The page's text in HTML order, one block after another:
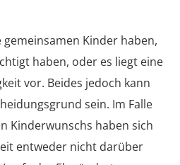
gemeinsamen Kinder haben,
haben, oder es liegt eine
vor. Beides jedoch kann
sein. Im Falle
Kinderwunschs haben sich
entweder nicht darüber